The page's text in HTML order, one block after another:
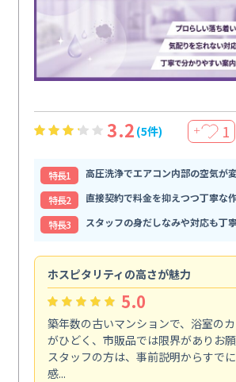
3.2 (5件) ＋ 1
特⻑1
高圧洗浄でエアコン内部の空気が
特⻑2
直接契約で料金を抑えつつ丁寧な
特⻑3
スタッフの身だしなみや対応も丁
ホスピタリティの高さが魅力
5.0
築年数の古いマンションで、浴室の
がひどく、市販品では限界がありお願
スタッフの方は、事前説明からすで
感...